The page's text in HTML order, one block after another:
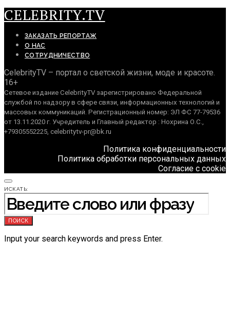
CELEBRITY.TV
ЗАКАЗАТЬ РЕПОРТАЖ
О НАС
СОТРУДНИЧЕСТВО
CelebrityTV – портал о светской жизни, моде и красоте.
16+
Сетевое издание CelebrityTV зарегистрировано Федеральной
службой по надзору в сфере связи, информационных технологий и
массовых коммуникаций. Регистрационный номер: ЭЛ ФС 77-79536
от 13.11.2020 г. Учредитель и Главный редактор : Нохрина О.С.,
+79305552225, celebritytv-pr@bk.ru
Политика конфиденциальности
Политика обработки персональных данных
Согласие с cookie
ИСКАТЬ:
ПОИСК
Input your search keywords and press Enter.